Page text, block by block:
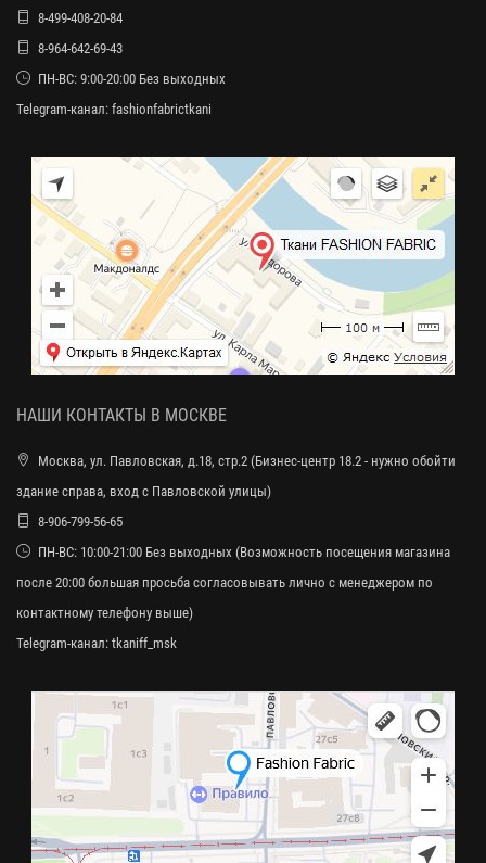
8-499-408-20-84
8-964-642-69-43
ПН-ВС: 9:00-20:00 Без выходных
Telegram-канал: fashionfabrictkani
НАШИ КОНТАКТЫ В МОСКВЕ
Москва, ул. Павловская, д.18, стр.2 (Бизнес-центр 18.2 - нужно обойти
здание справа, вход с Павловской улицы)
8-906-799-56-65
ПН-ВС: 10:00-21:00 Без выходных (Возможность посещения магазина
после 20:00 большая просьба согласовывать лично с менеджером по
контактному телефону выше)
Telegram-канал: tkaniff_msk